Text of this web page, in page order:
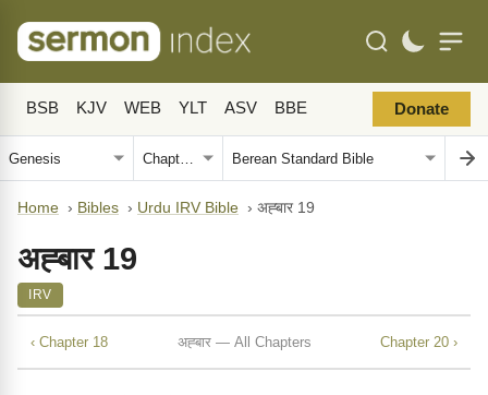
BSB KJV WEB YLT ASV BBE Donate
Home › Bibles › Urdu IRV Bible › अह्बार 19
अह्बार 19
IRV
‹ Chapter 18 अह्बार — All Chapters Chapter 20 ›